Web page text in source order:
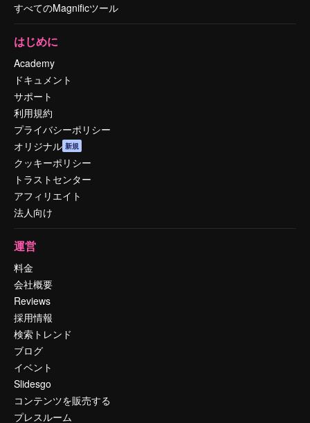
すべてのMagnificツール
はじめに
Academy
ドキュメント
サポート
利用規約
プライバシーポリシー
オリジナル 新規
クッキーポリシー
トラストセンター
アフィリエイト
法人向け
運営
料金
会社概要
Reviews
採用情報
検索トレンド
ブログ
イベント
Slidesgo
コンテンツを販売する
プレスルーム